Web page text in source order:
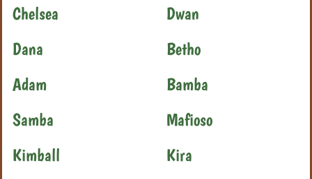
Chelsea
Dwan
Dana
Betho
Adam
Bamba
Samba
Mafioso
Kimball
Kira